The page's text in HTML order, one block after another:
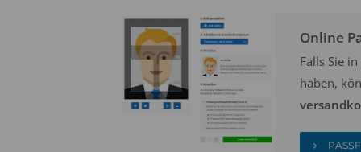
Online
Falls Sie
haben,